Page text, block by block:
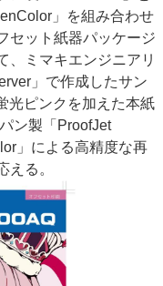
」を組み合わせ
セット紙器パッケージ
、ミマキエンジニアリ
」で作成したサン
光ピンクを加えた本紙
ン製「ProofJet
」による高精度な再
える。